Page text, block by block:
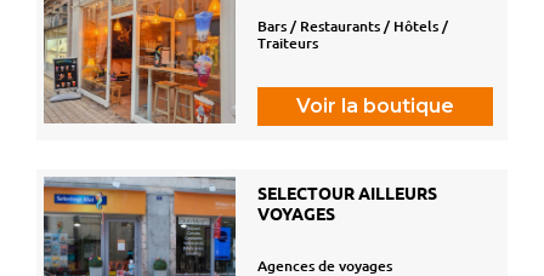
Bars / Restaurants / Hôtels /
Traiteurs
Voir la boutique
SELECTOUR AILLEURS
VOYAGES
Agences de voyages